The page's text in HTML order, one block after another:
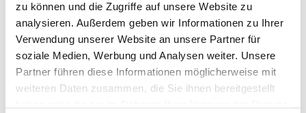
zu können und die Zugriffe auf unsere Website zu
analysieren. Außerdem geben wir Informationen zu Ihrer
Verwendung unserer Website an unsere Partner für
soziale Medien, Werbung und Analysen weiter. Unsere
Partner führen diese Informationen möglicherweise mit
weiteren Daten zusammen, die Sie ihnen bereitgestellt
Eigenblutspende
Akupressur
Akupunktur
Atemgymnastik /-therapie
Basale Stimulation
Bewegungsbad / Wassergymnastik